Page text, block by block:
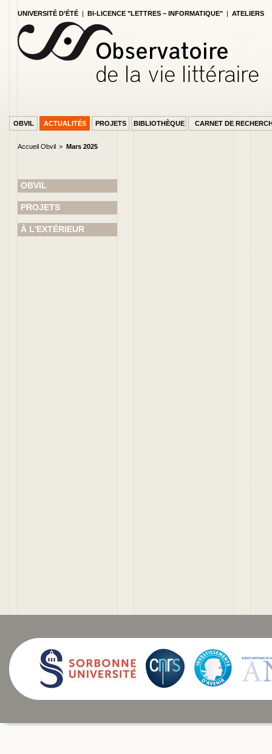
UNIVERSITÉ D’ÉTÉ | BI-LICENCE "LETTRES – INFORMATIQUE" | ATELIERS
OBVIL ACTUALITÉS PROJETS BIBLIOTHÈQUE CARNET DE
Accueil Obvil Mars 2025
OBVIL
PROJETS
À L'EXTÉRIEUR